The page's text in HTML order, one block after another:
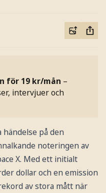
för 19 kr/mån –
intervjuer och
händelse på den
noteringen av
X. Med ett initialt
dollar och en emission
av stora mått när